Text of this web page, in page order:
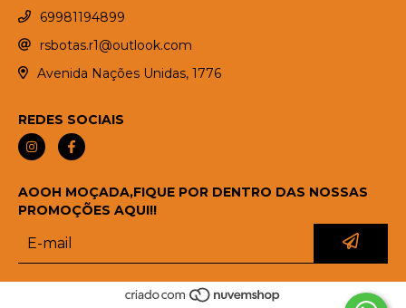
69981194899
rsbotas.r1@outlook.com
Avenida Nações Unidas, 1776
REDES SOCIAIS
AOOH MOÇADA,FIQUE POR DENTRO DAS NOSSAS
PROMOÇÕES AQUI!!